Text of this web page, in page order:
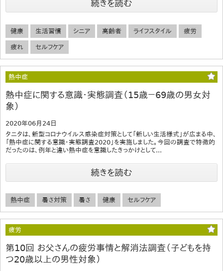
続きを読む
健康 生活習慣 シニア 高齢者 ライフスタイル 疲労
疲れ セルフケア
熱中症
熱中症に関する意識・実態調査（15歳－69歳の男女対
象）
2020年06月24日
タニタは、新型コロナウイルス感染症対策として「新しい生活様式」が広まる中、
「熱中症に関する意識・実態調査2020」を実施しました。今回の調査で特徴的
だったのは、例年と違い熱中症を意識したきっかけとして...
続きを読む
熱中症 暑さ対策 暑さ 健康 セルフケア
疲労
第10回 お父さんの疲労事情と解消法調査（子どもを持
つ20歳以上の男性対象）